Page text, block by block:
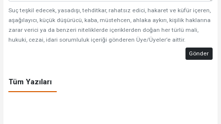
Suç teşkil edecek, yasadışı, tehditkar, rahatsız edici, hakaret ve küfür içeren,
aşağılayıcı, küçük düşürücü, kaba, müstehcen, ahlaka aykırı, kişilik haklarına
zarar verici ya da benzeri niteliklerde içeriklerden doğan her türlü mali,
hukuki, cezai, idari sorumluluk içeriği gönderen Üye/Üyeler’e aittir.
Gönder
Tüm Yazıları